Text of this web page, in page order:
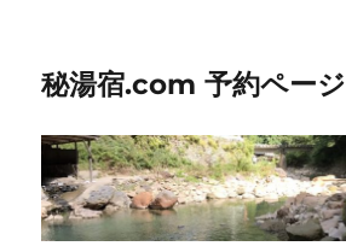
秘湯宿.com 予約ページ